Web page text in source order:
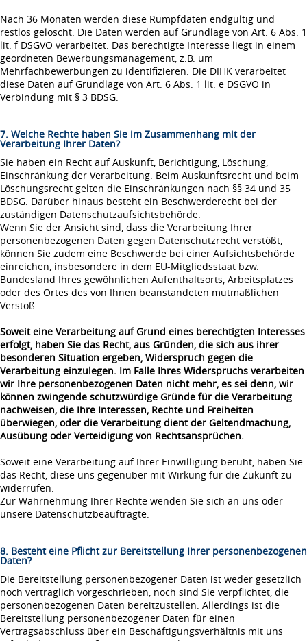
Nach 36 Monaten werden diese Rumpfdaten endgültig und
restlos gelöscht. Die Daten werden auf Grundlage von Art. 6 Abs. 1
lit. f DSGVO verarbeitet. Das berechtigte Interesse liegt in einem
geordneten Bewerbungsmanagement, z.B. um
Mehrfachbewerbungen zu identifizieren. Die DIHK verarbeitet
diese Daten auf Grundlage von Art. 6 Abs. 1 lit. e DSGVO in
Verbindung mit § 3 BDSG.
7. Welche Rechte haben Sie im Zusammenhang mit der
Verarbeitung Ihrer Daten?
Sie haben ein Recht auf Auskunft, Berichtigung, Löschung,
Einschränkung der Verarbeitung. Beim Auskunftsrecht und beim
Löschungsrecht gelten die Einschränkungen nach §§ 34 und 35
BDSG. Darüber hinaus besteht ein Beschwerderecht bei der
zuständigen Datenschutzaufsichtsbehörde.
Wenn Sie der Ansicht sind, dass die Verarbeitung Ihrer
personenbezogenen Daten gegen Datenschutzrecht verstößt,
können Sie zudem eine Beschwerde bei einer Aufsichtsbehörde
einreichen, insbesondere in dem EU-Mitgliedsstaat bzw.
Bundesland Ihres gewöhnlichen Aufenthaltsorts, Arbeitsplatzes
oder des Ortes des von Ihnen beanstandeten mutmaßlichen
Verstoß.
Soweit eine Verarbeitung auf Grund eines berechtigten Interesses
erfolgt, haben Sie das Recht, aus Gründen, die sich aus ihrer
besonderen Situation ergeben, Widerspruch gegen die
Verarbeitung einzulegen. Im Falle Ihres Widerspruchs verarbeiten
wir Ihre personenbezogenen Daten nicht mehr, es sei denn, wir
können zwingende schutzwürdige Gründe für die Verarbeitung
nachweisen, die Ihre Interessen, Rechte und Freiheiten
überwiegen, oder die Verarbeitung dient der Geltendmachung,
Ausübung oder Verteidigung von Rechtsansprüchen.
Soweit eine Verarbeitung auf Ihrer Einwilligung beruht, haben Sie
das Recht, diese uns gegenüber mit Wirkung für die Zukunft zu
widerrufen.
Zur Wahrnehmung Ihrer Rechte wenden Sie sich an uns oder
unsere Datenschutzbeauftragte.
8. Besteht eine Pflicht zur Bereitstellung Ihrer personenbezogenen
Daten?
Die Bereitstellung personenbezogener Daten ist weder gesetzlich
noch vertraglich vorgeschrieben, noch sind Sie verpflichtet, die
personenbezogenen Daten bereitzustellen. Allerdings ist die
Bereitstellung personenbezogener Daten für einen
Vertragsabschluss über ein Beschäftigungsverhältnis mit uns